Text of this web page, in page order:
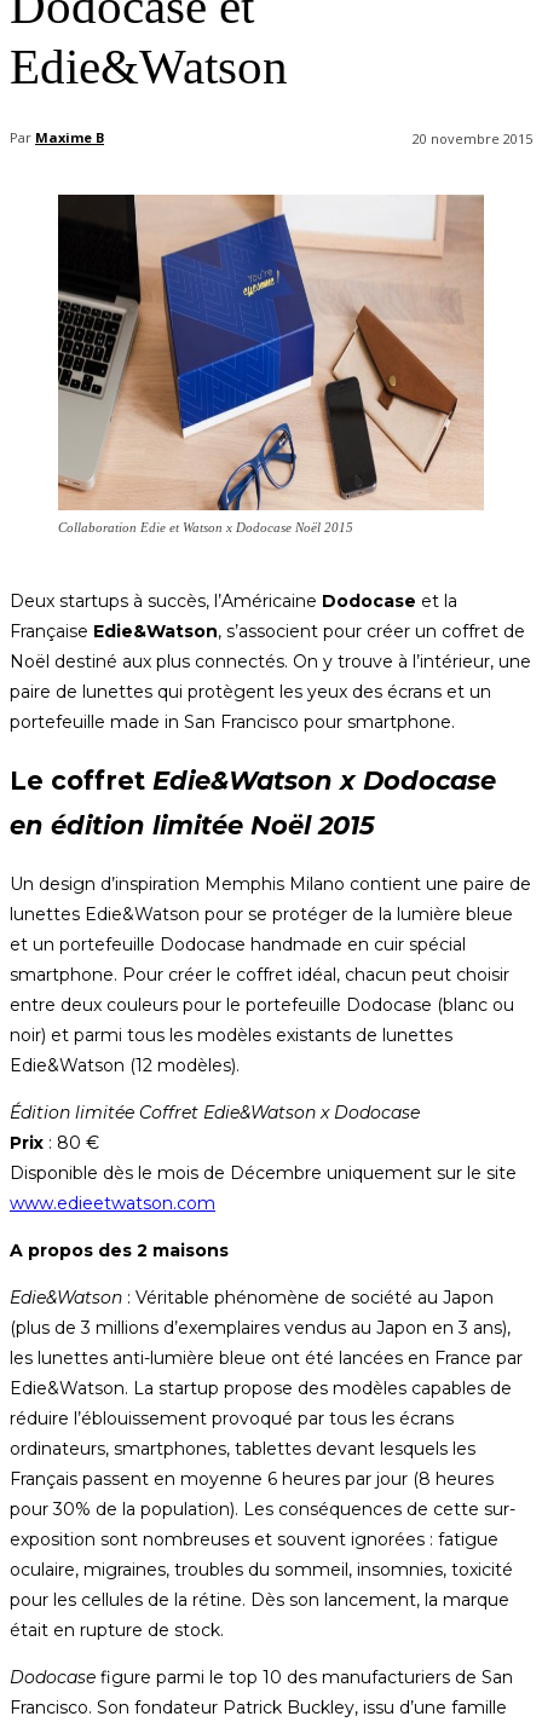
Edie&Watson
Par Maxime B 20 novembre 2015
Collaboration Edie et Watson x Dodocase Noël 2015
Deux startups à succès, l’Américaine Dodocase et la
Française Edie&Watson, s’associent pour créer un coffret de
Noël destiné aux plus connectés. On y trouve à l’intérieur, une
paire de lunettes qui protègent les yeux des écrans et un
portefeuille made in San Francisco pour smartphone.
Le coffret Edie&Watson x Dodocase
en édition limitée Noël 2015
Un design d’inspiration Memphis Milano contient une paire de
lunettes Edie&Watson pour se protéger de la lumière bleue
et un portefeuille Dodocase handmade en cuir spécial
smartphone. Pour créer le coffret idéal, chacun peut choisir
entre deux couleurs pour le portefeuille Dodocase (blanc ou
noir) et parmi tous les modèles existants de lunettes
Edie&Watson (12 modèles).
Édition limitée Coffret Edie&Watson x Dodocase
Prix : 80 €
Disponible dès le mois de Décembre uniquement sur le site
www.edieetwatson.com
A propos des 2 maisons
Edie&Watson : Véritable phénomène de société au Japon
(plus de 3 millions d’exemplaires vendus au Japon en 3 ans),
les lunettes anti-lumière bleue ont été lancées en France par
Edie&Watson. La startup propose des modèles capables de
réduire l’éblouissement provoqué par tous les écrans
ordinateurs, smartphones, tablettes devant lesquels les
Français passent en moyenne 6 heures par jour (8 heures
pour 30% de la population). Les conséquences de cette sur-
exposition sont nombreuses et souvent ignorées : fatigue
oculaire, migraines, troubles du sommeil, insomnies, toxicité
pour les cellules de la rétine. Dès son lancement, la marque
était en rupture de stock.
Dodocase figure parmi le top 10 des manufacturiers de San
Francisco. Son fondateur Patrick Buckley, issu d’une famille